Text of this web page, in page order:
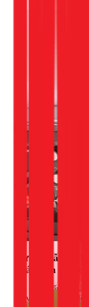
Hướng dẫn xử
phát hiện mất
Khi nhận thấy các
ngay các bước sau để